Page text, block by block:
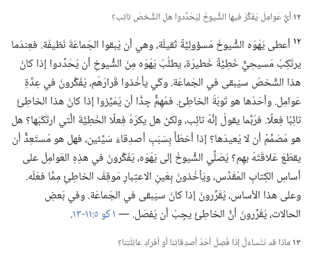
١٢أيُّ عَوامِلَ يُفَكِّرُ فيها الشُّيوخُ لِيُحَدِّدوا هلِ الشَّخصُ تائِب؟‏
١٢ أعطى يَهْوَه الشُّيوخَ مَسؤولِيَّةً ثَقيلَة،‏ وهي أن يُبقوا الجَماعَةَ نَظيفَة.‏ فعِندَما
يرتَكِبُ مَسيحِيٌّ خَطِيَّةً خَطيرَة،‏ يطلُبُ يَهْوَه مِنَ الشُّيوخِ أن يُحَدِّدوا إذا كانَ
هذا الشَّخصُ سيَبقى في الجَماعَة.‏ وكَي يأخُذوا قَرارَهُم،‏ يُفَكِّرونَ في عِدَّةِ
عَوامِل.‏ وأحَدُها هو تَوبَةُ الخاطِئ.‏ فمُهِمٌّ جِدًّا أن يُمَيِّزوا إذا كانَ هذا الخاطِئُ
تائِبًا فِعلًا.‏ فرُبَّما يقولُ إنَّهُ تائِب،‏ ولكنْ هل يكرَهُ فِعلًا الخَطِيَّةَ الَّتي ارتَكَبَها؟‏ هل
هو مُصَمِّمٌ أن لا يُعيدَها؟‏ إذا أخطَأَ بِسَبَبِ أصدِقاءَ سَيِّئين،‏ فهل هو مُستَعِدٌّ أن
يقطَعَ عَلاقَتَهُ بهِم؟‏ يُصَلِّي الشُّيوخُ إلى يَهْوَه،‏ يُفَكِّرونَ في هذِهِ العَوامِلَ على
أساسِ الكِتابِ المُقَدَّس،‏ ويَأخُذونَ بِعَينِ الاعتِبارِ مَوقِفَ الخاطِئِ مِمَّا فعَلَه.‏
وعلى هذا الأساس،‏ يُقَرِّرونَ إذا كانَ سيَبقى في الجَماعَة.‏ وفي بَعضِ
الحالات،‏ يُقَرِّرونَ أنَّ الخاطِئَ يجِبُ أن يُفصَل.‏ —‏١ كو ٥:‏١١-‏١٣ ‏.‏
١٣ماذا قد نتَساءَلُ إذا فُصِلَ أحَدُ أصدِقائِنا أو أفرادِ عائِلَتِنا؟‏